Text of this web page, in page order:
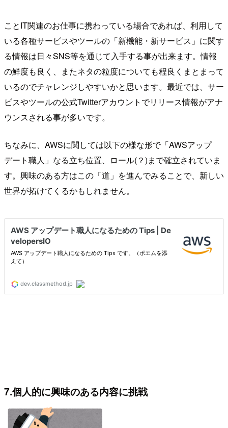
ことIT関連のお仕事に携わっている場合であれば、利用して
いる各種サービスやツールの「新機能・新サービス」に関す
る情報は日々SNS等を通じて入手する事が出来ます。情報
の鮮度も良く、またネタの粒度についても程良くまとまって
いるのでチャレンジしやすいかと思います。最近では、サー
ビスやツールの公式Twitterアカウントでリリース情報がアナ
ウンスされる事が多いです。
ちなみに、AWSに関しては以下の様な形で「AWSアップ
デート職人」なる立ち位置、ロール(？)まで確立されていま
す。興味のある方はこの「道」を進んでみることで、新しい
世界が拓けてくるかもしれません。
7.個人的に興味のある内容に挑戦